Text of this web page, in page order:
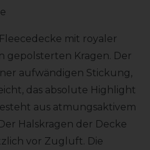
mit royaler
gepolsterten Kragen. Der
aufwändigen Stickung,
das absolute Highlight
aus atmungsaktivem
Halskragen der Decke
vor Zugluft. Die